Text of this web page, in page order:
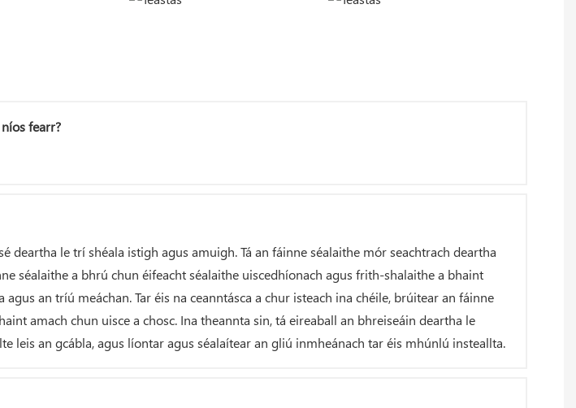
fearr?
deartha le trí shéala istigh agus amuigh. Tá an fáinne séalaithe mór seachtrach deartha
séalaithe a bhrú chun éifeacht séalaithe uiscedhíonach agus frith-shalaithe a bhaint
an tríú meáchan. Tar éis na ceanntásca a chur isteach ina chéile, brúitear an fáinne
amach chun uisce a chosc. Ina theannta sin, tá eireaball an bhreiseáin deartha le
leis an gcábla, agus líontar agus séalaítear an gliú inmheánach tar éis mhúnlú insteallta.